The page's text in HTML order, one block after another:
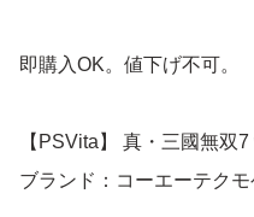
即購入OK。値下げ不可。
【PSVita】 真・三國無双
ブランド：コーエーテクモ